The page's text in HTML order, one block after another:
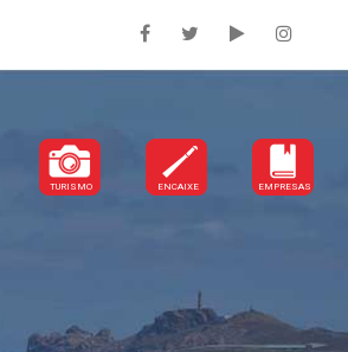
TURISMO ENCAIXE EMPRESAS